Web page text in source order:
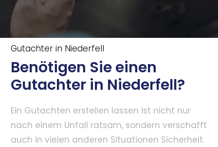
Gutachter in Niederfell
Benötigen Sie einen
Gutachter in Niederfell?
Ein Gutachten erstellen lassen ist nicht nur
nach einem Unfall ratsam, sondern verschafft
auch in vielen anderen Situationen Sicherheit.